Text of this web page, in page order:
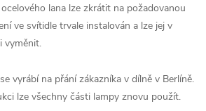
lana lze zkrátit na požadovanou
ve svítidle trvale instalován a lze jej v
vyměnit.
vyrábí na přání zákazníka v dílně v Berlíně.
lze všechny části lampy znovu použít.